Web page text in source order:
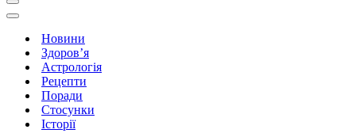
Меню
навігації
Меню
навігаціїНовини
Здоров’я
Астрологія
Рецепти
Поради
Стосунки
Історії